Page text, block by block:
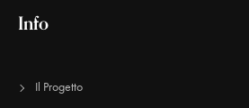
Info
Il Progetto